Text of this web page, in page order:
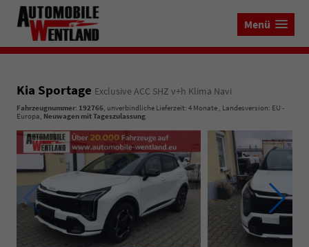
Menü
Kia Sportage Exclusive ACC SHZ v+h Klima Navi
Fahrzeugnummer: 192766, unverbindliche Lieferzeit: 4 Monate , Landesversion: EU -
Europa, Neuwagen mit Tageszulassung